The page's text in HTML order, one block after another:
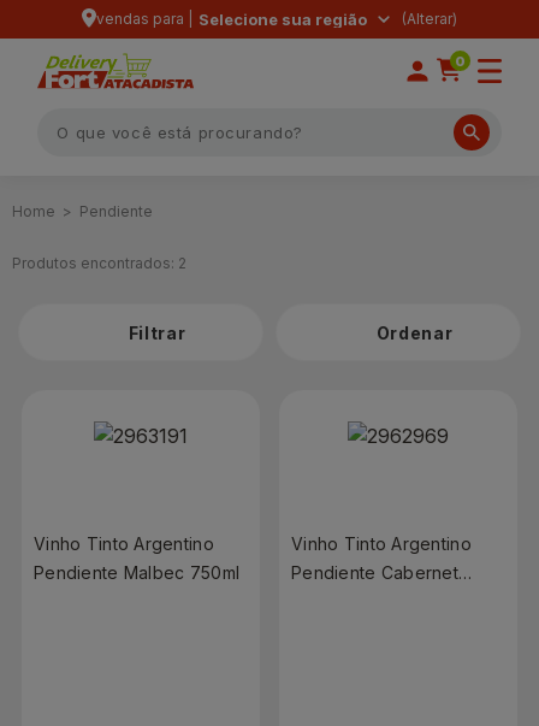
vendas para | Selecione sua região
0
Pendiente
Produtos encontrados: 2
Filtrar
Vinho Tinto Argentino
Pendiente Malbec 750ml
Vinho Tinto Argentino
Pendiente Cabernet